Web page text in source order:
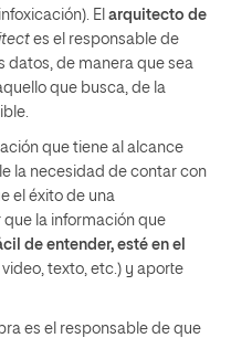
El arquitecto de
es el responsable de
datos, de manera que sea
que busca, de la
que tiene al alcance
la necesidad de contar con
el éxito de una
la información que
de entender, esté en el
texto, etc.) y aporte
es el responsable de que